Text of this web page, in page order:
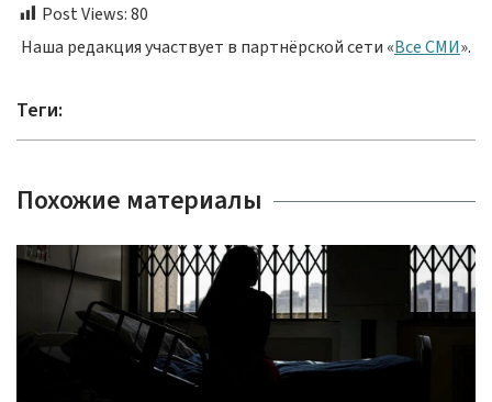
Post Views:80
Наша редакция участвует в партнёрской сети «Все СМИ».
Теги:
Похожие материалы